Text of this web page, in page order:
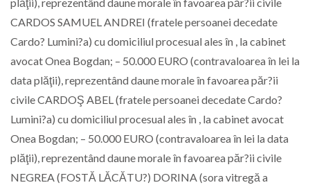
CARDOS SAMUEL ANDREI (fratele persoanei decedate
Cardo? Lumini?a) cu domiciliul procesual ales în , la cabinet
avocat Onea Bogdan; – 50.000 EURO (contravaloarea în lei la
data plăţii), reprezentând daune morale în favoarea păr?ii
civile CARDOŞ ABEL (fratele persoanei decedate Cardo?
Lumini?a) cu domiciliul procesual ales în , la cabinet avocat
Onea Bogdan; – 50.000 EURO (contravaloarea în lei la data
plăţii), reprezentând daune morale în favoarea păr?ii civile
NEGREA (FOSTĂ LĂCĂTU?) DORINA (sora vitregă a